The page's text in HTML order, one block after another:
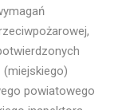
powiatowego